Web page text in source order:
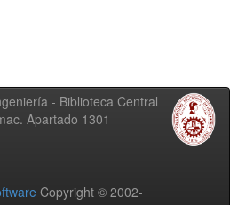
- Biblioteca Central
Apartado 1301
Copyright © 2002-